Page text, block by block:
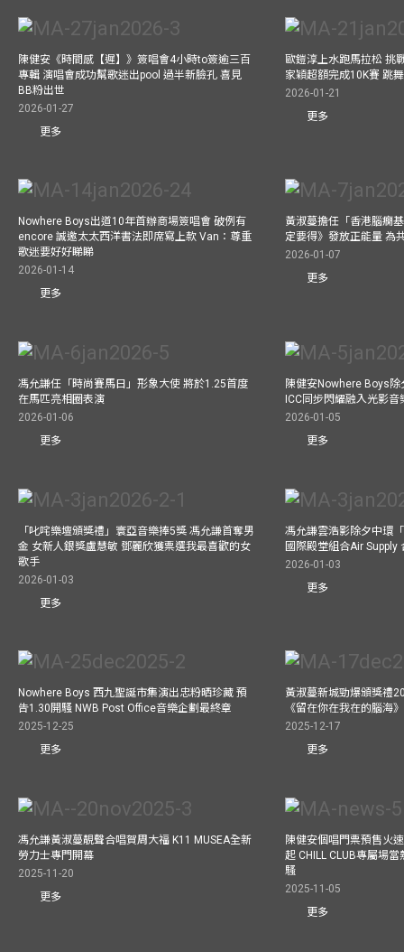
陳健安《時間感【遲】》簽唱會4小時to簽逾三百
專輯 演唱會成功幫歌迷出pool 過半新臉孔 喜見
BB粉出世
2026-01-27
更多
歐鎧淳上水跑馬拉松 挑
家穎超額完成10K賽 跳
2026-01-21
更多
Nowhere Boys出道10年首辦商場簽唱會 破例有
encore 誠邀太太西洋書法即席寫上款 Van：尊重
歌迷要好好睇睇
2026-01-14
更多
黃淑蔓擔任「香港腦癇
定要得》發放正能量 為
2026-01-07
更多
馮允謙任「時尚賽馬日」形象大使 將於1.25首度
在馬匹亮相圈表演
2026-01-06
更多
陳健安Nowhere Boys
ICC同步閃耀融入光影音
2026-01-05
更多
「叱咤樂壇頒獎禮」寰亞音樂捧5獎 馮允謙首奪男
金 女新人銀獎盧慧敏 鄧麗欣獲票選我最喜歡的女
歌手
2026-01-03
更多
馮允謙雲浩影除夕中環
國際殿堂組合Air Supply
2026-01-03
更多
Nowhere Boys 西九聖誕市集演出忠粉晒珍藏 預
告1.30開騷 NWB Post Office音樂企劃最終章
2025-12-25
更多
黃淑蔓新城勁爆頒獎禮
《留在你在我在的腦海
2025-12-17
更多
馮允謙黃淑蔓靚聲合唱賀周大福 K11 MUSEA全新
勞力士專門開幕
2025-11-20
更多
陳健安個唱門票預售火
起 CHILL CLUB專屬場
騷
2025-11-05
更多